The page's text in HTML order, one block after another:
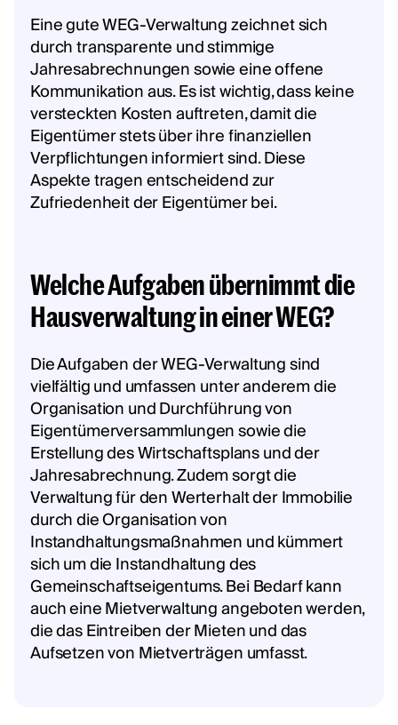
Eine gute WEG-Verwaltung zeichnet sich
durch transparente und stimmige
Jahresabrechnungen sowie eine offene
Kommunikation aus. Es ist wichtig, dass keine
versteckten Kosten auftreten, damit die
Eigentümer stets über ihre finanziellen
Verpflichtungen informiert sind. Diese
Aspekte tragen entscheidend zur
Zufriedenheit der Eigentümer bei.
Welche Aufgaben übernimmt die
Hausverwaltung in einer WEG?
Die Aufgaben der WEG-Verwaltung sind
vielfältig und umfassen unter anderem die
Organisation und Durchführung von
Eigentümerversammlungen sowie die
Erstellung des Wirtschaftsplans und der
Jahresabrechnung. Zudem sorgt die
Verwaltung für den Werterhalt der Immobilie
durch die Organisation von
Instandhaltungsmaßnahmen und kümmert
sich um die Instandhaltung des
Gemeinschaftseigentums. Bei Bedarf kann
auch eine Mietverwaltung angeboten werden,
die das Eintreiben der Mieten und das
Aufsetzen von Mietverträgen umfasst.